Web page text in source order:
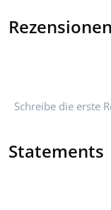
Rezensionen
Schreibe die erste
Statements